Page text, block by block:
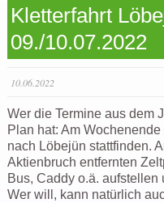
Kletterfahrt
09./10.07.2022
10.06.2022
Wer die Termine aus dem
Plan hat: Am
nach Löbejün stattfinden.
Aktienbruch entfernten
Bus, Caddy o.ä.
Wer will, kann natürlich